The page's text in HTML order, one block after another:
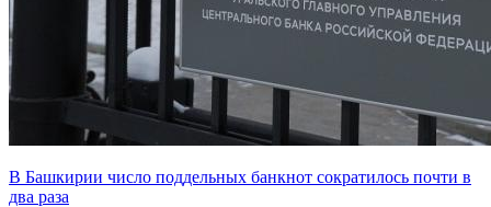
В Башкирии число поддельных банкнот сократилось почти в
два раза